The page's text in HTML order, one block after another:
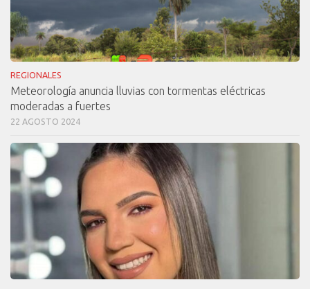
REGIONALES
Meteorología anuncia lluvias con tormentas eléctricas
moderadas a fuertes
22 AGOSTO 2024